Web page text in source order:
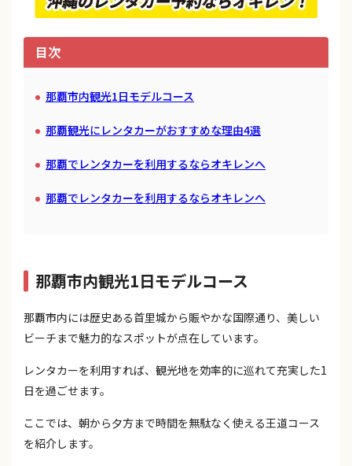
目次
那覇市内観光1日モデルコース
那覇観光にレンタカーがおすすめな理由4選
那覇でレンタカーを利用するならオキレンへ
那覇でレンタカーを利用するならオキレンへ
那覇市内観光1日モデルコース
那覇市内には歴史ある首里城から賑やかな国際通り、美しい
ビーチまで魅力的なスポットが点在しています。
レンタカーを利用すれば、観光地を効率的に巡れて充実した1
日を過ごせます。
ここでは、朝から夕方まで時間を無駄なく使える王道コース
を紹介します。